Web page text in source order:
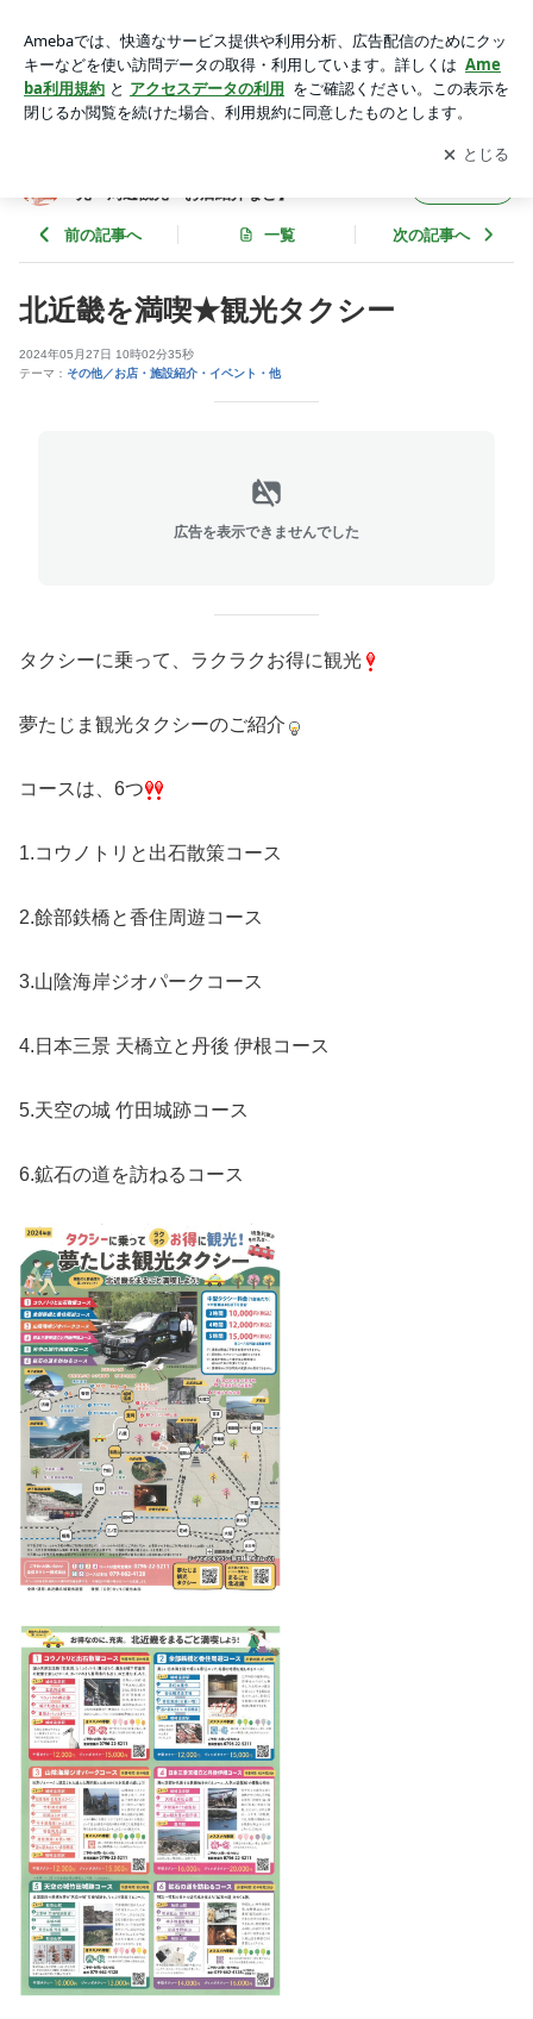
グ 【城崎観光・周辺観光・お店紹介など】
アプリをダウンロードして ブログの更新通知
を受け取りまし
ょう。
開く
光・周辺観光・お店紹介など】
前の記事へ 一覧 次の記事へ
北近畿を満喫★観光タクシー
2024年05月27日 10時02分35秒
テーマ： その他／お店・施設紹介・イベント・他
広告を表示できませんでした
タクシーに乗って、ラクラクお得に観光
夢たじま観光タクシーのご紹介
コースは、6つ
1.コウノトリと出石散策コース
2.餘部鉄橋と香住周遊コース
3.山陰海岸ジオパークコース
4.日本三景 天橋立と丹後 伊根コース
5.天空の城 竹田城跡コース
6.鉱石の道を訪ねるコース